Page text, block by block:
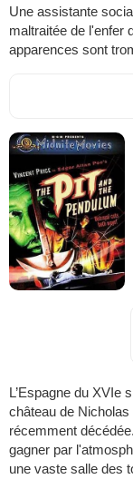
Une assistante
maltraitée de l'enfer
apparences sont
L’Espagne du XVIe
château de
récemment
gagner par
une vaste salle des